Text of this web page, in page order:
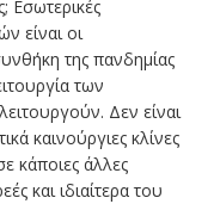
Εσωτερικές
είναι οι
της πανδημίας
των
Δεν είναι
καινούργιες κλίνες
κάποιες άλλες
και ιδιαίτερα του